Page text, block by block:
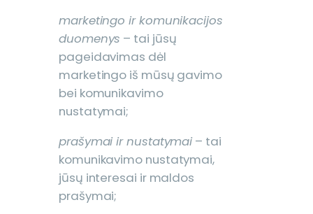
marketingo ir komunikacijos
duomenys – tai jūsų
pageidavimas dėl
marketingo iš mūsų gavimo
bei komunikavimo
nustatymai;
prašymai ir nustatymai – tai
komunikavimo nustatymai,
jūsų interesai ir maldos
prašymai;